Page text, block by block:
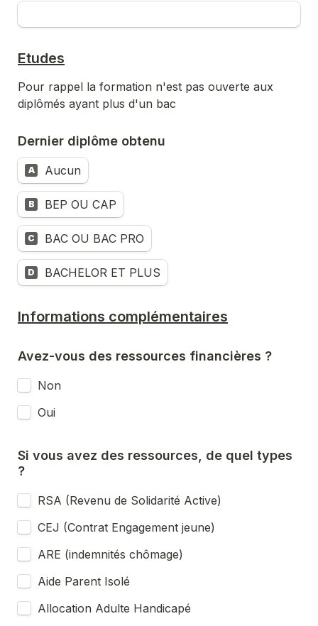
Etudes
Pour rappel la formation n'est pas ouverte aux
diplômés ayant plus d'un bac
Dernier diplôme obtenu
A Aucun
B BEP OU CAP
C BAC OU BAC PRO
D BACHELOR ET PLUS
Informations complémentaires
Avez-vous des ressources financières ?
Non
Oui
Si vous avez des ressources, de quel types
?
RSA (Revenu de Solidarité Active)
CEJ (Contrat Engagement jeune)
ARE (indemnités chômage)
Aide Parent Isolé
Allocation Adulte Handicapé